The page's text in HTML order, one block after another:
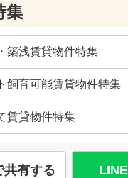
集
築浅賃貸物件特集
飼育可能賃貸物件特集
賃貸物件特集
共有する